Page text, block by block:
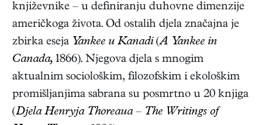
književnike – u definiranju duhovne dimenzije
američkoga života. Od ostalih djela značajna je
zbirka eseja Yankee u Kanadi(A Yankee in
Canada, 1866). Njegova djela s mnogim
aktualnim sociološkim, filozofskim i ekološkim
promišljanjima sabrana su posmrtno u 20 knjiga
(Djela Henryja Thoreaua– The Writings of